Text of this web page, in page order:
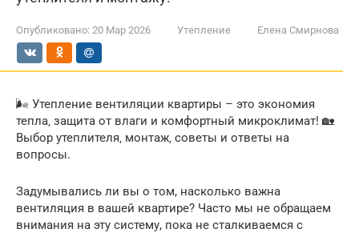
Опубликовано: 20 Мар 2026 Утепление Елена Смирнова
🌬️ Утепление вентиляции квартиры – это экономия
тепла‚ защита от влаги и комфортный микроклимат! 🏡
Выбор утеплителя‚ монтаж‚ советы и ответы на
вопросы.
Задумывались ли вы о том, насколько важна
вентиляция в вашей квартире? Часто мы не обращаем
внимания на эту систему, пока не сталкиваемся с